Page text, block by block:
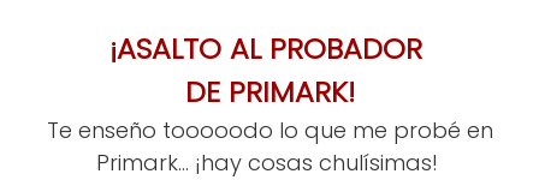
¡ASALTO AL PROBADOR
DE PRIMARK!
Te enseño tooooodo lo que me probé en
Primark... ¡hay cosas chulísimas!